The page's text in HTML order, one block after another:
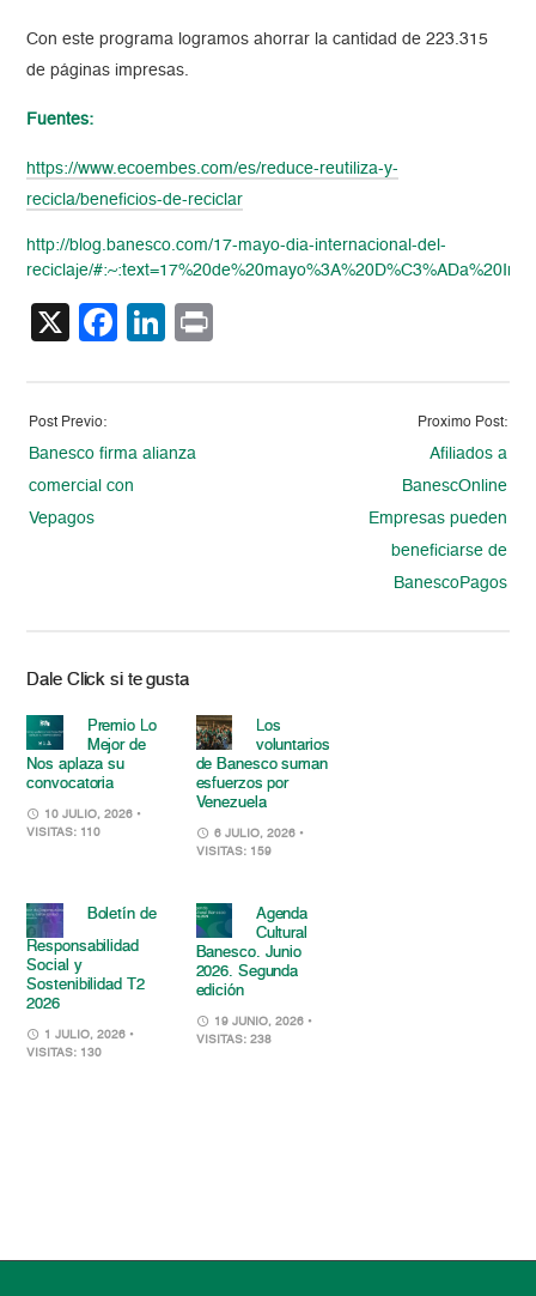
Con este programa logramos ahorrar la cantidad de 223.315
de páginas impresas.
Fuentes:
https://www.ecoembes.com/es/reduce-reutiliza-y-
recicla/beneficios-de-reciclar
http://blog.banesco.com/17-mayo-dia-internacional-del-
reciclaje/
X Facebook
LinkedIn
Post Previo:
Banesco firma alianza
comercial con
Vepagos
Proximo Post:
Afiliados a
BanescOnline
Empresas pueden
beneficiarse de
BanescoPagos
Dale Click si te gusta
Premio Lo
Mejor de
Nos aplaza su
convocatoria
10 JULIO, 2026 •
VISITAS: 110
Los
voluntarios
de Banesco suman
esfuerzos por
Venezuela
6 JULIO, 2026 •
VISITAS: 159
Boletín de
Responsabilidad
Social y
Sostenibilidad T2
2026
1 JULIO, 2026 •
VISITAS: 130
Agenda
Cultural
Banesco. Junio
2026. Segunda
edición
19 JUNIO, 2026 •
VISITAS: 238